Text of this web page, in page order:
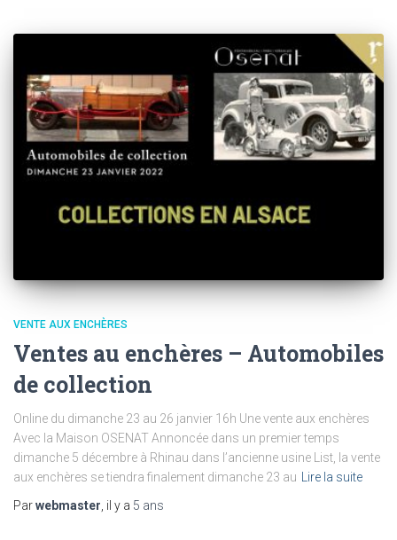
VENTE AUX ENCHÈRES
Ventes au enchères – Automobiles
de collection
Online du dimanche 23 au 26 janvier 16h Une vente aux enchères
Avec la Maison OSENAT Annoncée dans un premier temps
dimanche 5 décembre à Rhinau dans l’ancienne usine List, la vente
aux enchères se tiendra finalement dimanche 23 au
Lire la suite
Parwebmaster , il y a 5 ans